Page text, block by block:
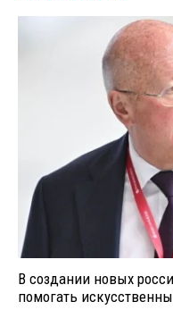
В создании новых
помогать